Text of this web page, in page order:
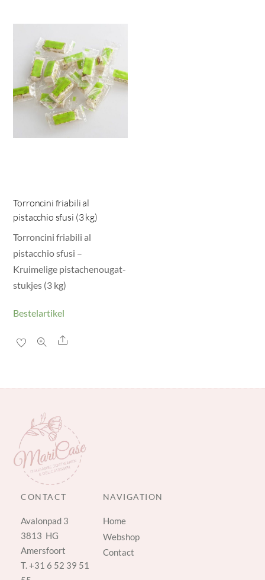
Torroncini friabili al
pistacchio sfusi (3 kg)
Torroncini friabili al
pistacchio sfusi –
Kruimelige pistachenougat-
stukjes (3 kg)
Bestelartikel
Share
CONTACT
Avalonpad 3
3813 HG
Amersfoort
T.+31 6 52 39 51
NAVIGATION
Home
Webshop
Contact